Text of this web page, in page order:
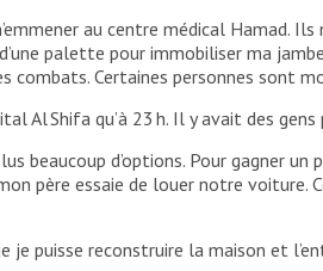
au centre médical Hamad. Ils
palette pour immobiliser ma
combats. Certaines personnes sont
Al Shifa qu’à 23 h. Il y avait des
beaucoup d’options. Pour gagner
père essaie de louer notre voiture.
je puisse reconstruire la maison et